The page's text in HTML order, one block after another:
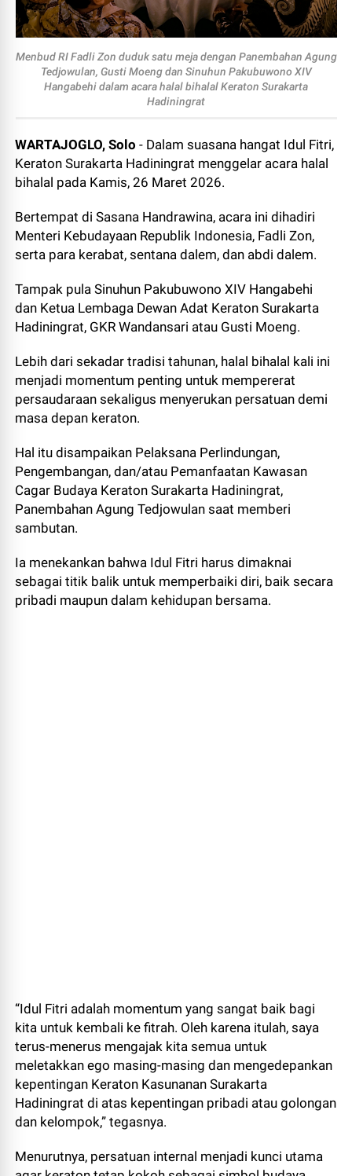
Menbud RI Fadli Zon duduk satu meja dengan Panembahan Agung
Tedjowulan, Gusti Moeng dan Sinuhun Pakubuwono XIV
Hangabehi dalam acara halal bihalal Keraton Surakarta
Hadiningrat
WARTAJOGLO, Solo- Dalam suasana hangat Idul Fitri,
Keraton Surakarta Hadiningrat menggelar acara halal
bihalal pada Kamis, 26 Maret 2026.
Bertempat di Sasana Handrawina, acara ini dihadiri
Menteri Kebudayaan Republik Indonesia, Fadli Zon,
serta para kerabat, sentana dalem, dan abdi dalem.
Tampak pula Sinuhun Pakubuwono XIV Hangabehi
dan Ketua Lembaga Dewan Adat Keraton Surakarta
Hadiningrat, GKR Wandansari atau Gusti Moeng.
Lebih dari sekadar tradisi tahunan, halal bihalal kali ini
menjadi momentum penting untuk mempererat
persaudaraan sekaligus menyerukan persatuan demi
masa depan keraton.
Hal itu disampaikan Pelaksana Perlindungan,
Pengembangan, dan/atau Pemanfaatan Kawasan
Cagar Budaya Keraton Surakarta Hadiningrat,
Panembahan Agung Tedjowulan saat memberi
sambutan.
Ia menekankan bahwa Idul Fitri harus dimaknai
sebagai titik balik untuk memperbaiki diri, baik secara
pribadi maupun dalam kehidupan bersama.
“Idul Fitri adalah momentum yang sangat baik bagi
kita untuk kembali ke fitrah. Oleh karena itulah, saya
terus-menerus mengajak kita semua untuk
meletakkan ego masing-masing dan mengedepankan
kepentingan Keraton Kasunanan Surakarta
Hadiningrat di atas kepentingan pribadi atau golongan
dan kelompok,” tegasnya.
Menurutnya, persatuan internal menjadi kunci utama